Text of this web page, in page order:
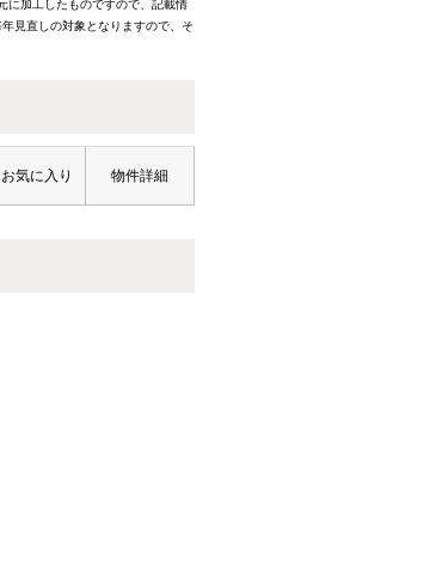
に加工したものですので、記載情
見直しの対象となりますので、そ
お気に入り 物件詳細